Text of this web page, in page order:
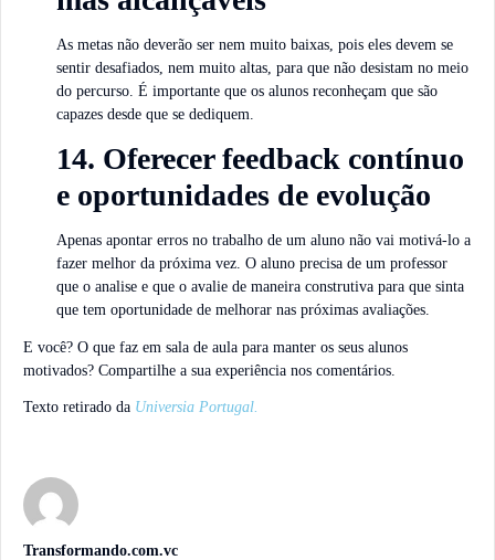
Transformando.com.vc
As metas não deverão ser nem muito baixas, pois eles devem se
sentir desafiados, nem muito altas, para que não desistam no meio
do percurso. É importante que os alunos reconheçam que são
capazes desde que se dediquem.
14. Oferecer feedback contínuo
e oportunidades de evolução
Apenas apontar erros no trabalho de um aluno não vai motivá-lo a
fazer melhor da próxima vez. O aluno precisa de um professor
que o analise e que o avalie de maneira construtiva para que sinta
que tem oportunidade de melhorar nas próximas avaliações.
E você? O que faz em sala de aula para manter os seus alunos
motivados? Compartilhe a sua experiência nos comentários.
Texto retirado da Universia Portugal.